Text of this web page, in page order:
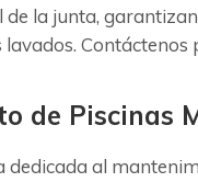
de la junta,
lavados.
de Piscinas
dedicada al